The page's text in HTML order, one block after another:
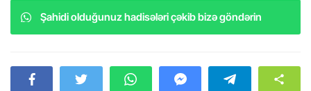
Şahidi olduğunuz hadisələri çəkib bizə göndərin